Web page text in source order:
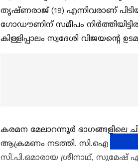
തൃഷ്ണരാജ് (19) എന്നിവരാണ്
ഗോഡൗണിന് സമീപം
കിള്ളിപ്പാലം സ്വദേശി
കരമന മേലാറന്നൂര്‍
ആക്രമണം നടത്തി. സി.ഐ
സി.പി.ഒമാരായ ശ്രീനാഥ്,